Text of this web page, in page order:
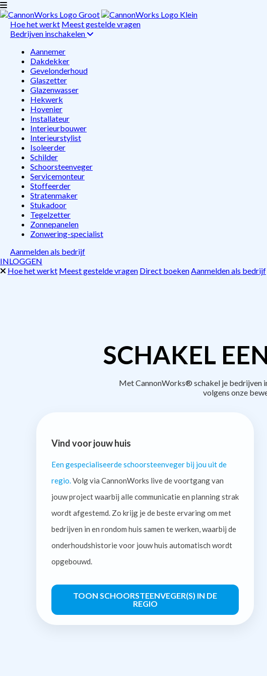
Hoe het werkt Meest gestelde vragen
Bedrijven inschakelen
Aannemer
Dakdekker
Gevelonderhoud
Glaszetter
Glazenwasser
Hekwerk
Hovenier
Installateur
Interieurbouwer
Interieurstylist
Isoleerder
Schilder
Schoorsteenveger
Servicemonteur
Stoffeerder
Stratenmaker
Stukadoor
Tegelzetter
Zonnepanelen
Zonwering-specialist
Aanmelden als bedrijf
INLOGGEN
Hoe het werkt Meest gestelde vragen Direct boekenAanmelden als bedrijf
SCHAKEL
Met CannonWorks® schakel je bedrijven
volgens onze
Vind voor jouw huis
Een gespecialiseerde schoorsteenveger bij jou uit de
regio. Volg via CannonWorks live de voortgang van
jouw project waarbij alle communicatie en planning strak
wordt afgestemd. Zo krijg je de beste ervaring om met
bedrijven in en rondom huis samen te werken, waarbij de
onderhoudshistorie voor jouw huis automatisch wordt
opgebouwd.
TOON SCHOORSTEENVEGER(S) IN DE
REGIO